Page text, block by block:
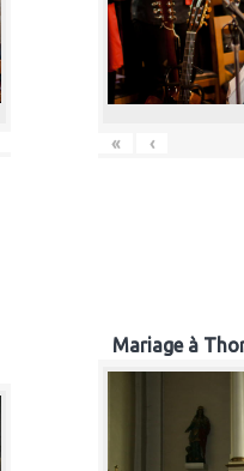
« ‹
Mariage à